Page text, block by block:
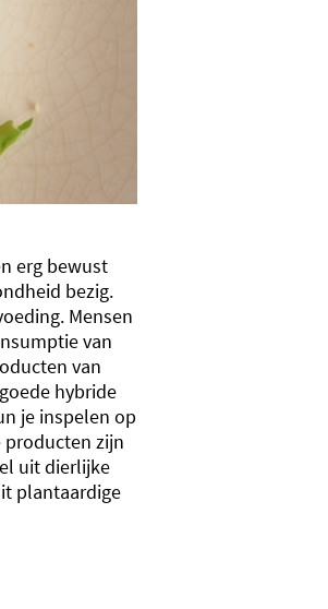
erg bewust
bezig.
Mensen
van
van
hybride
je inspelen op
zijn
uit dierlijke
plantaardige